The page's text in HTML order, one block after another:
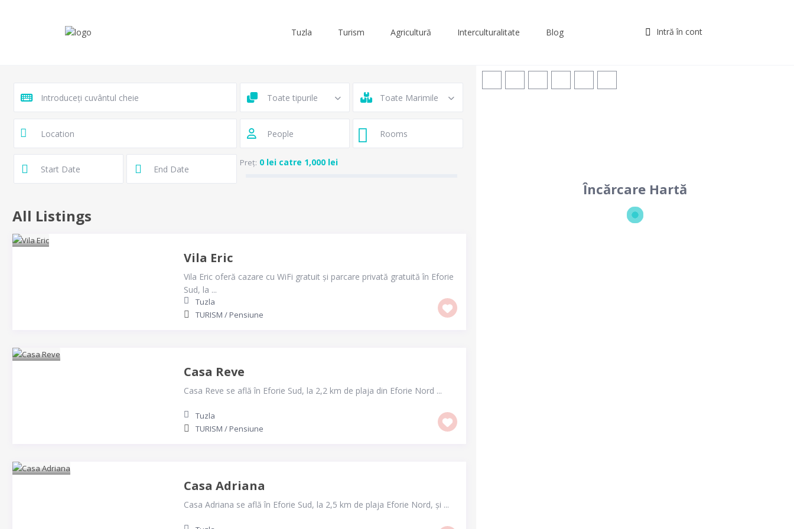
Intră în cont
Tuzla Turism Agricultură Interculturalitate Blog
Încărcare Hartă
Toate tipurile Toate Marimile
Preț: 0 lei catre 1,000 lei
All Listings
Vila Eric
Vila Eric oferă cazare cu WiFi gratuit și parcare privată gratuită în Eforie
Sud, la ...
Tuzla
TURISM / Pensiune
Casa Reve
Casa Reve se află în Eforie Sud, la 2,2 km de plaja din Eforie Nord ...
Tuzla
TURISM / Pensiune
Casa Adriana
Casa Adriana se află în Eforie Sud, la 2,5 km de plaja Eforie Nord, și ...